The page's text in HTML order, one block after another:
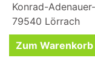
Konrad-
79540 Lörrach